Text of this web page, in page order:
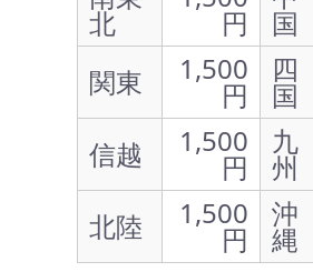
北 円 国
関東
1,500
円
四
国
信越
1,500
円
九
州
北陸
1,500
円
沖
縄